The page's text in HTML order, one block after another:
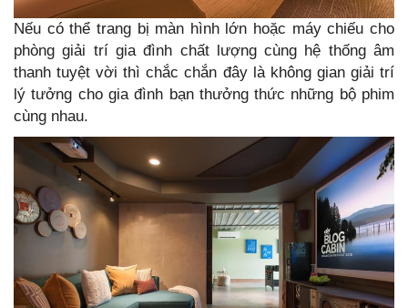
Nếu có thể trang bị màn hình lớn hoặc máy chiếu cho
phòng giải trí gia đình chất lượng cùng hệ thống âm
thanh tuyệt vời thì chắc chắn đây là không gian giải trí
lý tưởng cho gia đình bạn thưởng thức những bộ phim
cùng nhau.